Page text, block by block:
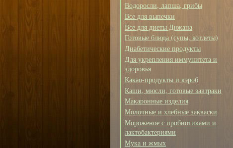
Водоросли, лапша, грибы
Все для выпечки
Все для диеты Дюкана
Готовые блюда (супы, котлеты)
Диабетические продукты
Для укрепления иммунитета и
здоровья
Какао-продукты и кэроб
Каши, мюсли, готовые завтраки
Макаронные изделия
Молочные и хлебные закваски
Мороженое с пробиотиками и
лактобактериями
Мука и жмых